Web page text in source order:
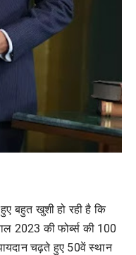
बहुत खुशी हो रही है कि
2023 की फोर्ब्स की 100
चढ़ते हुए 50वें स्थान